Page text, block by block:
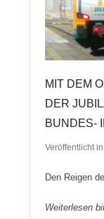
MIT DEM
DER
BUNDES-
Veröffentlicht in
Den Reigen
Weiterlesen